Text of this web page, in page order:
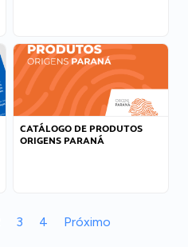
CATÁLOGO DE PRODUTOS
ORIGENS PARANÁ
3 4 Próximo